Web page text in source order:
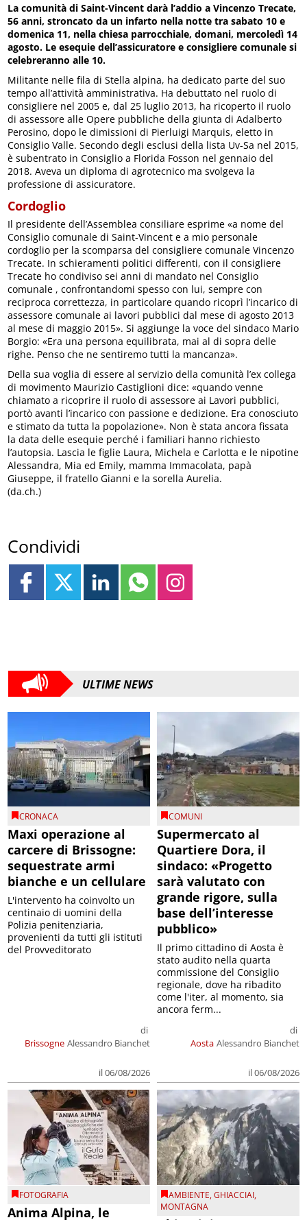
La comunità di Saint-Vincent darà l’addio a Vincenzo Trecate,
56 anni, stroncato da un infarto nella notte tra sabato 10 e
domenica 11, nella chiesa parrocchiale, domani, mercoledì 14
agosto. Le esequie dell’assicuratore e consigliere comunale si
celebreranno alle 10.
Militante nelle fila di Stella alpina, ha dedicato parte del suo
tempo all’attività amministrativa. Ha debuttato nel ruolo di
consigliere nel 2005 e, dal 25 luglio 2013, ha ricoperto il ruolo
di assessore alle Opere pubbliche della giunta di Adalberto
Perosino, dopo le dimissioni di Pierluigi Marquis, eletto in
Consiglio Valle. Secondo degli esclusi della lista Uv-Sa nel 2015,
è subentrato in Consiglio a Florida Fosson nel gennaio del
2018. Aveva un diploma di agrotecnico ma svolgeva la
professione di assicuratore.
Cordoglio
Il presidente dell’Assemblea consiliare esprime «a nome del
Consiglio comunale di Saint-Vincent e a mio personale
cordoglio per la scomparsa del consigliere comunale Vincenzo
Trecate. In schieramenti politici differenti, con il consigliere
Trecate ho condiviso sei anni di mandato nel Consiglio
comunale , confrontandomi spesso con lui, sempre con
reciproca correttezza, in particolare quando ricoprì l’incarico di
assessore comunale ai lavori pubblici dal mese di agosto 2013
al mese di maggio 2015». Si aggiunge la voce del sindaco Mario
Borgio: «Era una persona equilibrata, mai al di sopra delle
righe. Penso che ne sentiremo tutti la mancanza».
Della sua voglia di essere al servizio della comunità l’ex collega
di movimento Maurizio Castiglioni dice: «quando venne
chiamato a ricoprire il ruolo di assessore ai Lavori pubblici,
portò avanti l’incarico con passione e dedizione. Era conosciuto
e stimato da tutta la popolazione». Non è stata ancora fissata
la data delle esequie perché i familiari hanno richiesto
l’autopsia. Lascia le figlie Laura, Michela e Carlotta e le nipotine
Alessandra, Mia ed Emily, mamma Immacolata, papà
Giuseppe, il fratello Gianni e la sorella Aurelia.
(da.ch.)
Condividi
ULTIME NEWS
CRONACA
Maxi operazione al
carcere di Brissogne:
sequestrate armi
bianche e un cellulare
Brissogne
di
Alessandro Bianchet
il 06/08/2026
L'intervento ha coinvolto un
centinaio di uomini della
Polizia penitenziaria,
provenienti da tutti gli istituti
del Provveditorato
COMUNI
Supermercato al
Quartiere Dora, il
sindaco: «Progetto
sarà valutato con
grande rigore, sulla
base dell’interesse
pubblico»
Aosta
di
Alessandro Bianchet
il 06/08/2026
Il primo cittadino di Aosta è
stato audito nella quarta
commissione del Consiglio
regionale, dove ha ribadito
come l'iter, al momento, sia
ancora ferm...
FOTOGRAFIA
Anima Alpina, le
AMBIENTE,GHIACCIAI,
MONTAGNA